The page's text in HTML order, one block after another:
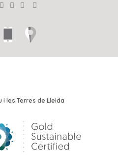
i les Terres de Lleida